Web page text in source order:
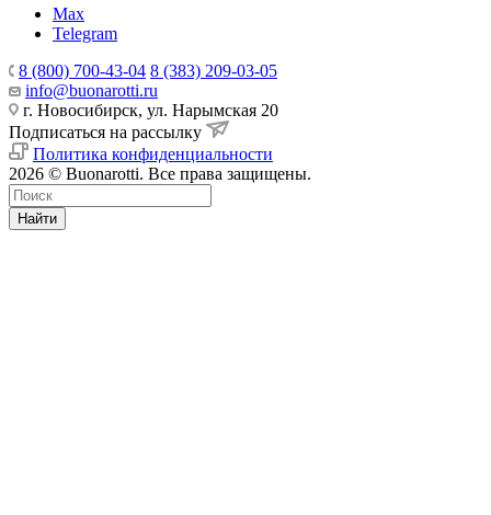
Max
Telegram
8 (800) 700-43-04 8 (383) 209-03-05
info@buonarotti.ru
г. Новосибирск, ул. Нарымская 20
Подписаться на рассылку
Политика конфиденциальности
2026 © Buonarotti. Все права защищены.
Найти